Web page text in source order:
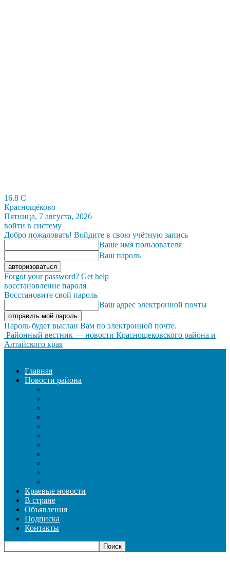
16.8 C
Краснощёково
Пятница, 7 августа, 2026
войти в систему
Добро пожаловать! Войдите в свою учётную запись
Ваше имя пользователя
Ваш пароль
Forgot your password? Get help
восстановление пароля
Восстановите свой пароль
Ваш адрес электронной почты
Пароль будет выслан Вам по электронной почте.
Районный вестник — новости Краснощековского района и
Алтайского края
Главная
Новости района
Краевые новости
В стране
Объявления
Подписка
Контакты